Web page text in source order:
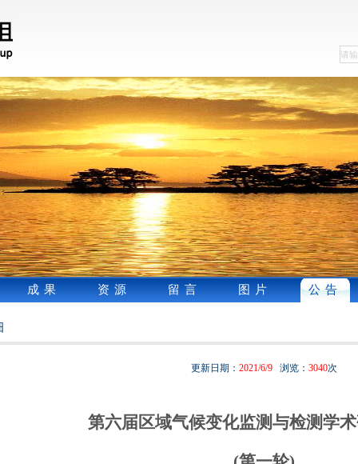
成果 资源 留言 图片 公告
更新日期： 2021/6/9浏览： 3040次
第六届区域气候变化监测与检测学